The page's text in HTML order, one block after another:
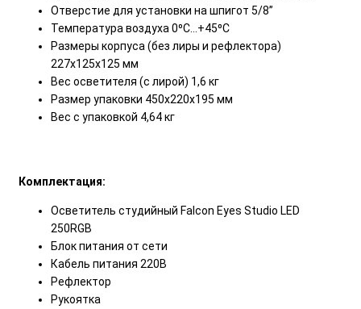
Отверстие для установки на шпигот 5/8”
Температура воздуха 0⁰С…+45⁰С
Размеры корпуса (без лиры и рефлектора)
227х125х125 мм
Вес осветителя (с лирой) 1,6 кг
Размер упаковки 450х220х195 мм
Вес с упаковкой 4,64 кг
Комплектация:
Осветитель студийный Falcon Eyes Studio LED
250RGB
Блок питания от сети
Кабель питания 220В
Рефлектор
Рукоятка